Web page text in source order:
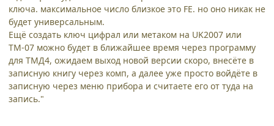
ключа. максимальное число близкое это FE. но оно никак не
будет универсальным.
Ещё создать ключ цифрал или метаком на UK2007 или
ТМ-07 можно будет в ближайшее время через программу
для ТМД4, ожидаем выход новой версии скоро, внесёте в
записную книгу через комп, а далее уже просто войдёте в
записную через меню прибора и считаете его от туда на
запись."